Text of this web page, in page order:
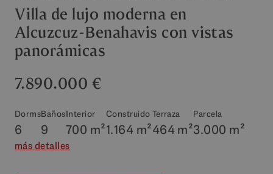
Villa de lujo moderna en
Alcuzcuz-Benahavis con vistas
panorámicas
7.890.000 €
Dorms
6
Baños
9
Interior
700 m²
Construido
1.164 m²
Terraza
464 m²
Parcela
3.000 m²
más detalles